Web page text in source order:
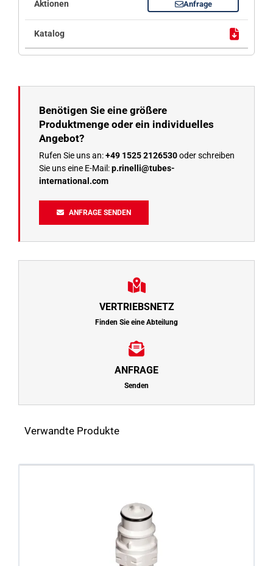
Anfrage
Benötigen Sie eine größere
Produktmenge oder ein individuelles
Angebot?
Rufen Sie uns an:+49 1525 2126530oder schreiben
Sie uns eine E-Mail:p.rinelli@tubes-
international.com
ANFRAGE SENDEN
VERTRIEBSNETZ
Finden Sie eine Abteilung
ANFRAGE
Senden
Verwandte Produkte